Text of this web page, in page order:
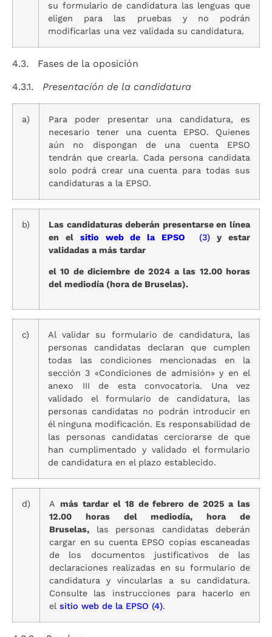
su formulario de candidatura las lenguas que
eligen para las pruebas y no podrán
modificarlas una vez validada su candidatura.
4.3. Fases de la oposición
4.3.1. Presentación de la candidatura
a)
Para poder presentar una candidatura, es
necesario tener una cuenta EPSO. Quienes
aún no dispongan de una cuenta EPSO
tendrán que crearla. Cada persona candidata
solo podrá crear una cuenta para todas sus
candidaturas a la EPSO.
b)
Las candidaturas deberán presentarse en línea
en el
sitio web de la EPSO (3)
y estar
validadas a más tardar
el 10 de diciembre de 2024 a las 12.00 horas
del mediodía (hora de Bruselas).
c)
Al validar su formulario de candidatura, las
personas candidatas declaran que cumplen
todas las condiciones mencionadas en la
sección 3 «Condiciones de admisión» y en el
anexo III de esta convocatoria. Una vez
validado el formulario de candidatura, las
personas candidatas no podrán introducir en
él ninguna modificación. Es responsabilidad de
las personas candidatas cerciorarse de que
han cumplimentado y validado el formulario
de candidatura en el plazo establecido.
d) A más tardar el 18 de febrero de 2025 a las
12.00 horas del mediodía, hora de
Bruselas, las personas candidatas deberán
cargar en su cuenta EPSO copias escaneadas
de los documentos justificativos de las
declaraciones realizadas en su formulario de
candidatura y vincularlas a su candidatura.
Consulte las instrucciones para hacerlo en
el sitio web de la EPSO (4).